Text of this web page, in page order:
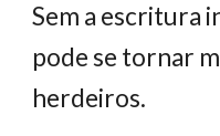
Sem a escritura
pode se tornar
herdeiros.